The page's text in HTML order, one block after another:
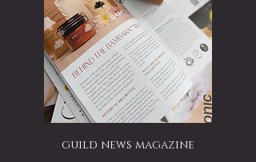
guild news magazine